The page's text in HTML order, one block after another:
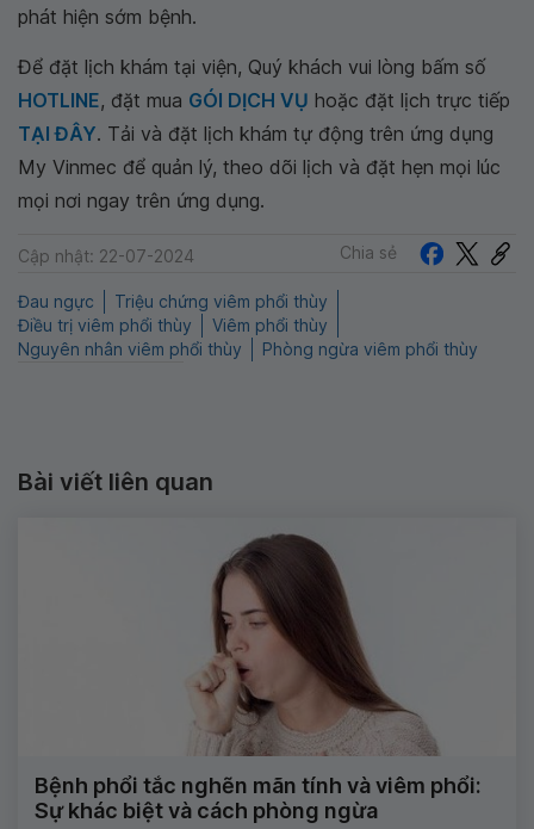
phát hiện sớm bệnh.
Để đặt lịch khám tại viện, Quý khách vui lòng bấm số
HOTLINE, đặt mua GÓI DỊCH VỤ hoặc đặt lịch trực tiếp
TẠI ĐÂY. Tải và đặt lịch khám tự động trên ứng dụng
My Vinmec để quản lý, theo dõi lịch và đặt hẹn mọi lúc
mọi nơi ngay trên ứng dụng.
Cập nhật: 22-07-2024 Chia sẻ
Đau ngực
Triệu chứng viêm phổi thùy
Điều trị viêm phổi thùy
Viêm phổi thùy
Nguyên nhân viêm phổi thùy
Phòng ngừa viêm phổi thùy
Bài viết liên quan
Bệnh phổi tắc nghẽn mãn tính và viêm phổi:
Sự khác biệt và cách phòng ngừa